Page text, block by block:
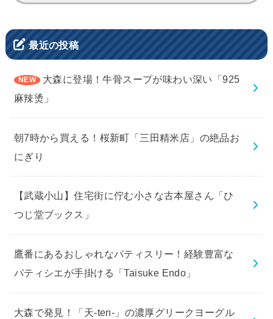
最近の投稿
大森に登場！牛骨スープが味わい深い「925
麻辣烫」
朝7時から買える！桜新町「三田精米店」の絶品お
にぎり
【武蔵小山】住宅街に佇む小さな古本屋さん「ひ
つじ堂ブックス」
鷹番にあるおしゃれなパティスリー！経験豊富な
パティシエが手掛ける「Taisuke Endo」
大森で発見！「天-ten-」の濃厚グリークヨーグル